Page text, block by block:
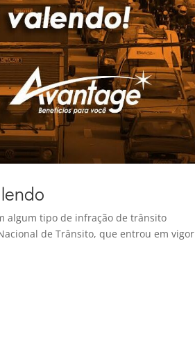
algum tipo de infração de trânsito
de Trânsito, que entrou em vigor